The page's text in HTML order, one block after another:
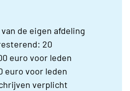
de eigen afdeling
20
euro voor leden
euro voor leden
verplicht